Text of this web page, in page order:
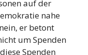
auf der
nahe
er betont
um Spenden
Spenden